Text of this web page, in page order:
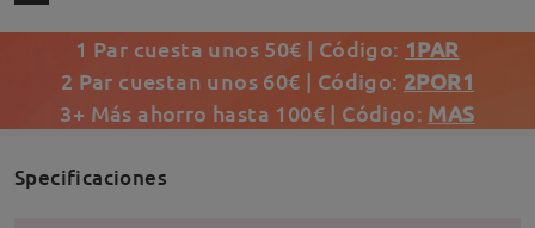
1 Par cuesta unos 50€ | Código: 1PAR
2 Par cuestan unos 60€ | Código: 2POR1
3+ Más ahorro hasta 100€ | Código: MAS
Specificaciones